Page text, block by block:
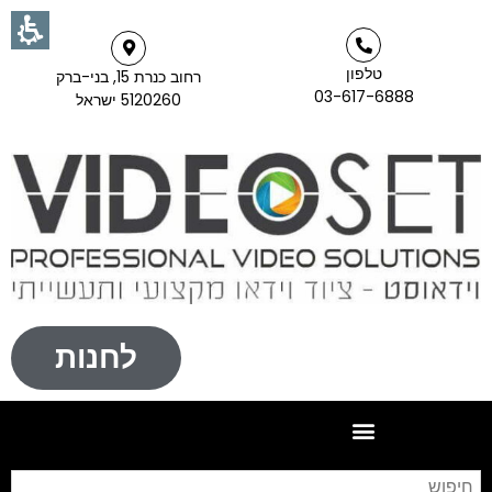
טלפון
03-617-6888
רחוב כנרת 15, בני-ברק
5120260 ישראל
לחנות